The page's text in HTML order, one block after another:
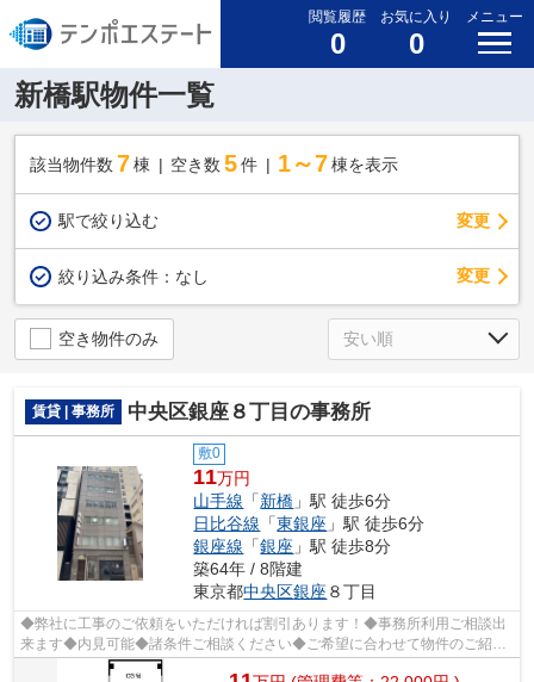
閲覧履歴
0
お気に入り
0
メニュー
新橋駅物件一覧
該当物件数 7棟 空き数 5 件 1～7 棟を表示
駅で絞り込む 変更
絞り込み条件： なし 変更
空き物件のみ
賃貸 | 事務所 中央区銀座８丁目の事務所
敷0
11万円
山手線 「新橋 」駅 徒歩6分
日比谷線 「東銀座 」駅 徒歩6分
銀座線 「銀座 」駅 徒歩8分
築64年 / 8階建
東京都中央区銀座 ８丁目
◆弊社に工事のご依頼をいただければ割引あります！◆事務所利用ご相談出
来ます◆内見可能◆諸条件ご相談ください◆ご希望に合わせて物件のご紹介
可能です◆業種・ご希望条件等お気軽にお問...